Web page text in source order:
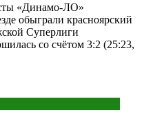
«Динамо-ЛО»
обыграли красноярский
Суперлиги
со счётом 3:2 (25:23,